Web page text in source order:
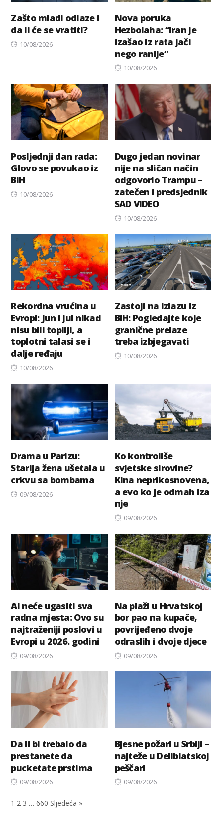
Zašto mladi odlaze i
da li će se vratiti?
Posted
10/08/2026
Nova poruka
Hezbolaha: “Iran je
izašao iz rata jači
nego ranije”
Posted
10/08/2026
Posljednji dan rada:
Glovo se povukao iz
BiH
Posted
10/08/2026
Dugo jedan novinar
nije na sličan način
odgovorio Trampu –
zatečen i predsjednik
SAD VIDEO
Posted
10/08/2026
Rekordna vrućina u
Evropi: Jun i jul nikad
nisu bili topliji, a
toplotni talasi se i
dalje ređaju
Posted
10/08/2026
Zastoji na izlazu iz
BiH: Pogledajte koje
granične prelaze
treba izbjegavati
Posted
10/08/2026
Drama u Parizu:
Starija žena ušetala u
crkvu sa bombama
Posted
09/08/2026
Ko kontroliše
svjetske sirovine?
Kina neprikosnovena,
a evo ko je odmah iza
nje
Posted
09/08/2026
AI neće ugasiti sva
radna mjesta: Ovo su
najtraženiji poslovi u
Evropi u 2026. godini
Posted
09/08/2026
Na plaži u Hrvatskoj
bor pao na kupače,
povrijeđeno dvoje
odraslih i dvoje djece
Posted
09/08/2026
Da li bi trebalo da
prestanete da
pucketate prstima
Posted
09/08/2026
Bjesne požari u Srbiji –
najteže u Deliblatskoj
peščari
Posted
09/08/2026
1 2 3 … 660 Sljedeća »